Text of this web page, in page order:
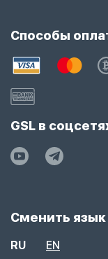
Способы
GSL в
Сменить язык
RU EN